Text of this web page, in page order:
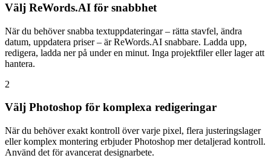
Välj ReWords.AI för snabbhet
När du behöver snabba textuppdateringar – rätta stavfel, ändra
datum, uppdatera priser – är ReWords.AI snabbare. Ladda upp,
redigera, ladda ner på under en minut. Inga projektfiler eller lager att
hantera.
2
Välj Photoshop för komplexa redigeringar
När du behöver exakt kontroll över varje pixel, flera justeringslager
eller komplex montering erbjuder Photoshop mer detaljerad kontroll.
Använd det för avancerat designarbete.